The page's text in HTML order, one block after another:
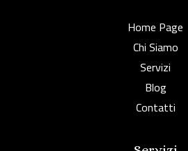
Home Page
Chi Siamo
Servizi
Blog
Contatti